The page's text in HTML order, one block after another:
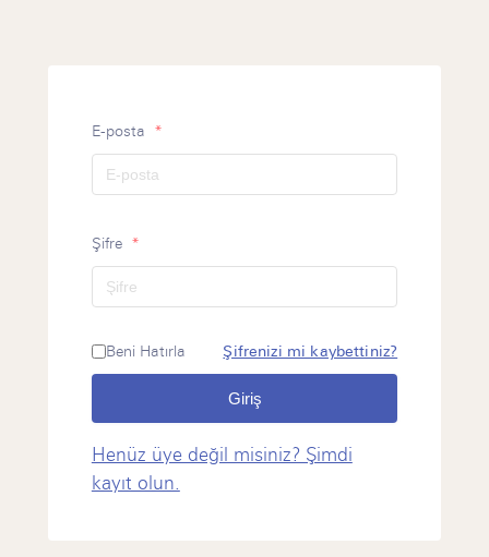
E-posta *
Şifre *
Beni Hatırla Şifrenizi mi kaybettiniz?
Giriş
Henüz üye değil misiniz? Şimdi
kayıt olun.